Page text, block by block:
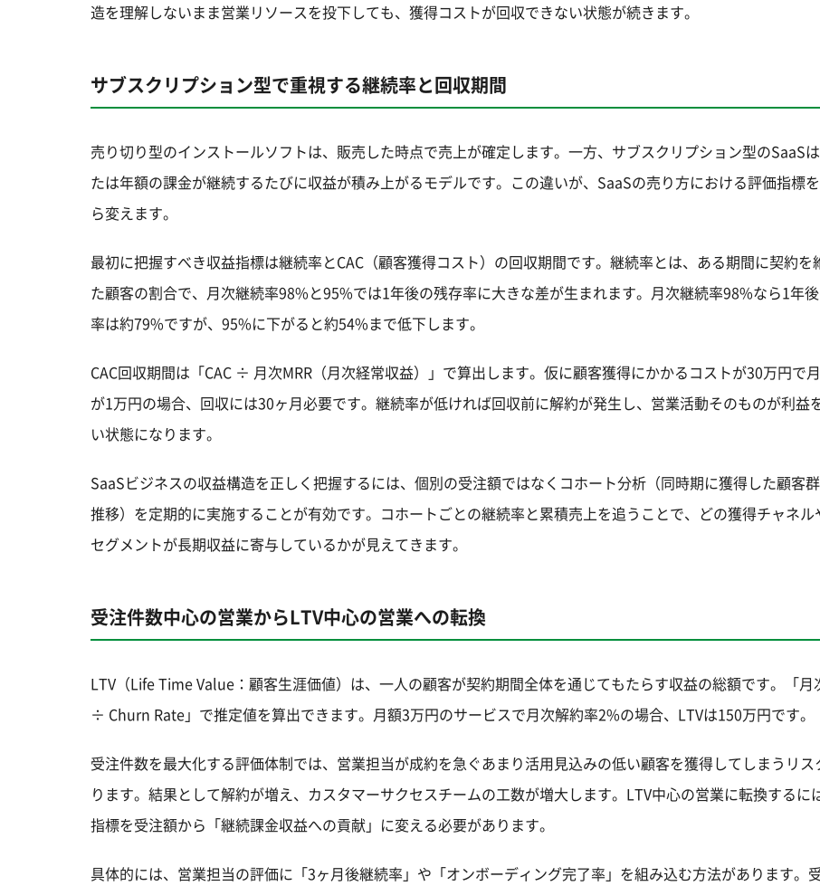
造を理解しないまま営業リソースを投下しても、獲得コストが回収できない状態が続きます。
サブスクリプション型で重視する継続率と回収期間
売り切り型のインストールソフトは、販売した時点で売上が確定します。一方、サブスクリプション型のSaaS
たは年額の課金が継続するたびに収益が積み上がるモデルです。この違いが、SaaSの売り方における評価指標
ら変えます。
最初に把握すべき収益指標は継続率とCAC（顧客獲得コスト）の回収期間です。継続率とは、ある期間に契約を
た顧客の割合で、月次継続率98%と95%では1年後の残存率に大きな差が生まれます。月次継続率98%なら1年
率は約79%ですが、95%に下がると約54%まで低下します。
CAC回収期間は「CAC ÷ 月次MRR（月次経常収益）」で算出します。仮に顧客獲得にかかるコストが30万円で
が1万円の場合、回収には30ヶ月必要です。継続率が低ければ回収前に解約が発生し、営業活動そのものが利益
い状態になります。
SaaSビジネスの収益構造を正しく把握するには、個別の受注額ではなくコホート分析（同時期に獲得した顧客
推移）を定期的に実施することが有効です。コホートごとの継続率と累積売上を追うことで、どの獲得チャネル
セグメントが長期収益に寄与しているかが見えてきます。
受注件数中心の営業からLTV中心の営業への転換
LTV（Life Time Value：顧客生涯価値）は、一人の顧客が契約期間全体を通じてもたらす収益の総額です。「月
÷ Churn Rate」で推定値を算出できます。月額3万円のサービスで月次解約率2%の場合、LTVは150万円です。
受注件数を最大化する評価体制では、営業担当が成約を急ぐあまり活用見込みの低い顧客を獲得してしまうリス
ります。結果として解約が増え、カスタマーサクセスチームの工数が増大します。LTV中心の営業に転換するに
指標を受注額から「継続課金収益への貢献」に変える必要があります。
具体的には、営業担当の評価に「3ヶ月後継続率」や「オンボーディング完了率」を組み込む方法があります。